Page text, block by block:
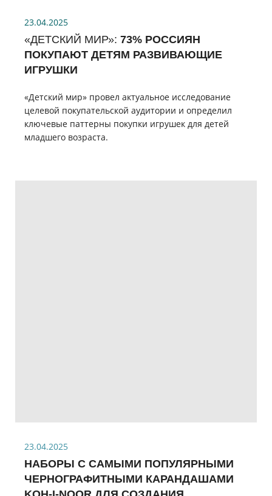
23.04.2025
«ДЕТСКИЙ МИР»: 73% РОССИЯН
ПОКУПАЮТ ДЕТЯМ РАЗВИВАЮЩИЕ
ИГРУШКИ
«Детский мир» провел актуальное исследование
целевой покупательской аудитории и определил
ключевые паттерны покупки игрушек для детей
младшего возраста.
23.04.2025
НАБОРЫ С САМЫМИ ПОПУЛЯРНЫМИ
ЧЕРНОГРАФИТНЫМИ КАРАНДАШАМИ